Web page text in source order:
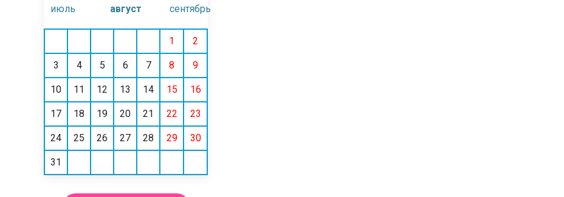
июль август сентябрь
1 2
3 4 5 6 7 8 9
10 11 12 13 14 15 16
17 18 19 20 21 22 23
24 25 26 27 28 29 30
31